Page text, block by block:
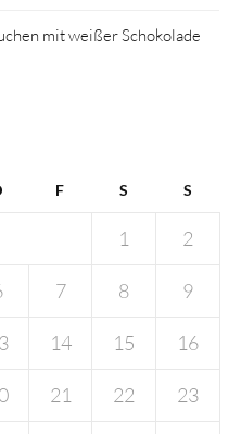
mit weißer Schokolade
F S S
1 2
7 8 9
14 15 16
21 22 23